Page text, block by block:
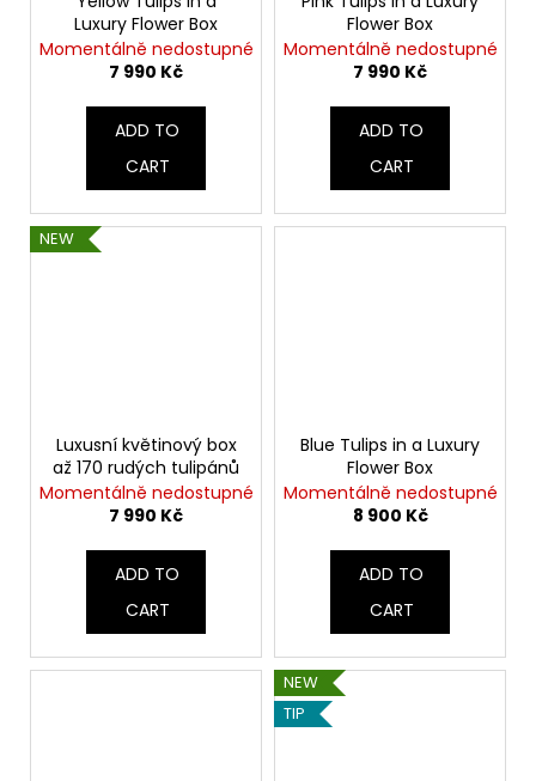
Luxury Flower Box
Momentálně nedostupné
7 990 Kč
ADD TO
CART
Flower Box
Momentálně nedostupné
7 990 Kč
ADD TO
CART
NEW
Luxusní květinový box
až 170 rudých tulipánů
Momentálně nedostupné
7 990 Kč
ADD TO
CART
Blue Tulips in a Luxury
Flower Box
Momentálně nedostupné
8 900 Kč
ADD TO
CART
NEW
TIP